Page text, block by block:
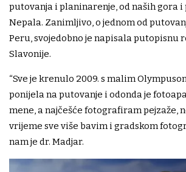
putovanja i planinarenje, od naših gora i
Nepala. Zanimljivo, o jednom od
Peru, svojedobno je napisala putopisnu
Slavonije.
“Sve je krenulo 2009. s malim
ponijela na putovanje i odonda je
mene, a najčešće fotografiram pejzaže,
vrijeme sve više bavim i gradskom
nam je dr. Madjar.